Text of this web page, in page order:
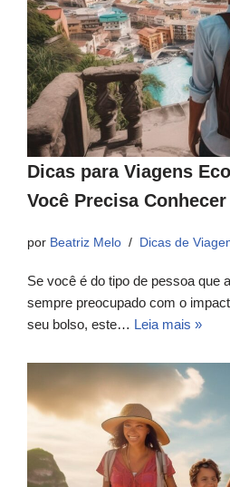
Dicas para Viagens
Você Precisa
por Beatriz Melo Dicas de
Se você é do tipo de pessoa que
sempre preocupado com o
seu bolso, este… Leia mais »